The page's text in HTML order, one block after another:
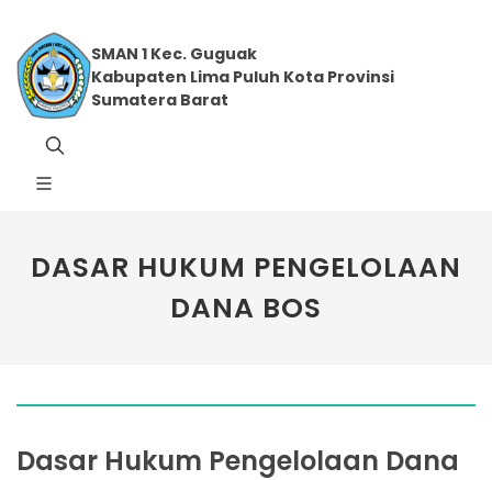
SMAN 1 Kec. Guguak
Kabupaten Lima Puluh Kota Provinsi
Sumatera Barat
DASAR HUKUM PENGELOLAAN
DANA BOS
Dasar Hukum Pengelolaan Dana